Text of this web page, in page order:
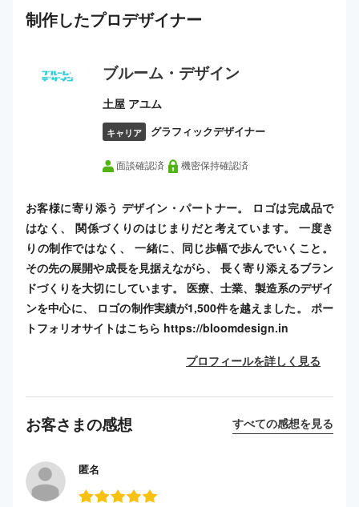
制作したプロデザイナー
ブルーム・デザイン
土屋 アユム
キャリア グラフィックデザイナー
面談確認済 機密保持確認済
お客様に寄り添う デザイン・パートナー。 ロゴは完成品で
はなく、 関係づくりのはじまりだと考えています。 一度き
りの制作ではなく、 一緒に、同じ歩幅で歩んでいくこと。
その先の展開や成長を見据えながら、 長く寄り添えるブラン
ドづくりを大切にしています。 医療、士業、製造系のデザイ
ンを中心に、 ロゴの制作実績が1,500件を越えました。 ポー
トフォリオサイトはこちら https://bloomdesign.in
プロフィールを詳しく見る
お客さまの感想 すべての感想を見る
匿名